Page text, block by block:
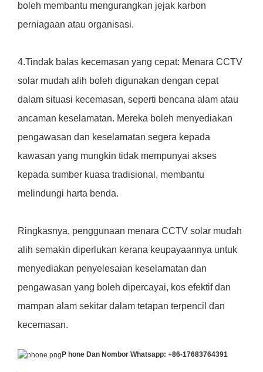
boleh membantu mengurangkan jejak karbon
perniagaan atau organisasi.
4.Tindak balas kecemasan yang cepat: Menara CCTV
solar mudah alih boleh digunakan dengan cepat
dalam situasi kecemasan, seperti bencana alam atau
ancaman keselamatan. Mereka boleh menyediakan
pengawasan dan keselamatan segera kepada
kawasan yang mungkin tidak mempunyai akses
kepada sumber kuasa tradisional, membantu
melindungi harta benda.
Ringkasnya, penggunaan menara CCTV solar mudah
alih semakin diperlukan kerana keupayaannya untuk
menyediakan penyelesaian keselamatan dan
pengawasan yang boleh dipercayai, kos efektif dan
mampan alam sekitar dalam tetapan terpencil dan
kecemasan.
P hone Dan Nombor Whatsapp: +86-17683764391